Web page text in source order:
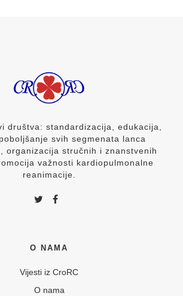
društva: standardizacija, edukacija,
svih segmenata lanca
organizacija stručnih i znanstvenih
važnosti kardiopulmonalne
reanimacije.
O NAMA
Vijesti iz CroRC
O nama